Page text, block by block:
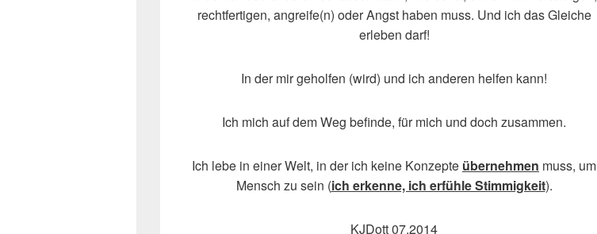
rechtfertigen, angreife(n) oder Angst haben muss. Und ich das Gleiche
erleben darf!
In der mir geholfen (wird) und ich anderen helfen kann!
Ich mich auf dem Weg befinde, für mich und doch zusammen.
Ich lebe in einer Welt, in der ich keine Konzepte übernehmen muss, um
Mensch zu sein (ich erkenne, ich erfühle Stimmigkeit).
KJDott 07.2014